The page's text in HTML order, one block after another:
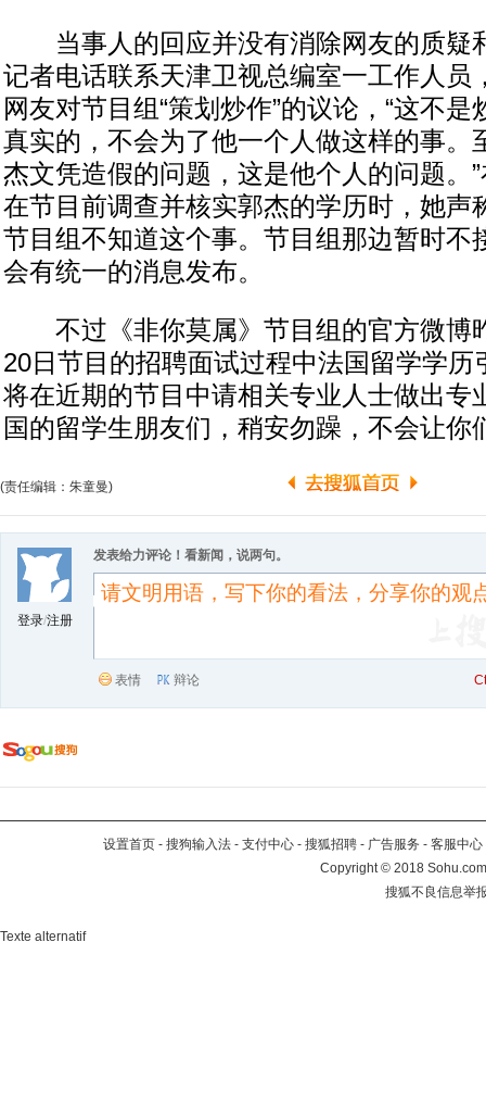
当事人的回应并没有消除网友的质疑
记者电话联系天津卫视总编室一工作人员
网友对节目组“策划炒作”的议论，“这不
真实的，不会为了他一个人做这样的事。
杰文凭造假的问题，这是他个人的问题。
在节目前调查并核实郭杰的学历时，她声
节目组不知道这个事。节目组那边暂时不
会有统一的消息发布。
不过《非你莫属》节目组的官方微博
20日节目的招聘面试过程中法国留学学历
将在近期的节目中请相关专业人士做出专
国的留学生朋友们，稍安勿躁，不会让你
(责任编辑：朱童曼)
登录/注册
发表给力评论！看新闻，说两句。
表情 辩论
设置首页 - 搜狗输入法 - 支付中心 - 搜狐招聘 - 广告服务 - 客服中心
Copyright©2018
搜狐不良信息举
Texte alternatif